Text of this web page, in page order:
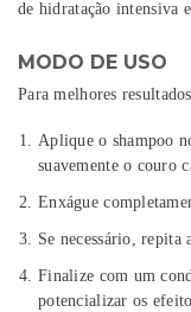
de hidratação intensiva
MODO DE USO
Para melhores
Aplique o shampoo
suavemente o couro
Enxágue
Se necessário, repita
Finalize com um
potencializar os